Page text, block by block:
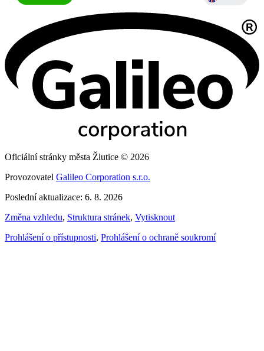
Oficiální stránky města Žlutice © 2026
Provozovatel Galileo Corporation s.r.o.
Poslední aktualizace: 6. 8. 2026
Změna vzhledu, Struktura stránek, Vytisknout
Prohlášení o přístupnosti, Prohlášení o ochraně soukromí